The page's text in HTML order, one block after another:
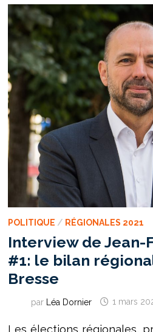
LE
PARTI
SOCIALISTE
AUX
ÉLECTIONS
RÉGIONALES
POLITIQUE / RÉGIONALES 2021
Interview de Jean-
#1: le bilan
Bresse
par Léa Dornier 1 mars
Les élections régionales,